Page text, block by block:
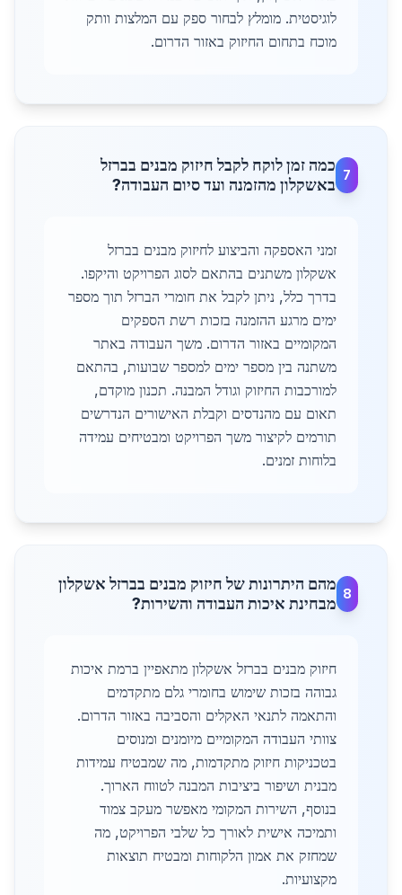
לוגיסטית. מומלץ לבחור ספק עם המלצות וותק
מוכח בתחום החיזוק באזור הדרום.
7
כמה זמן לוקח לקבל חיזוק מבנים בברזל
באשקלון מהזמנה ועד סיום העבודה?
זמני האספקה והביצוע לחיזוק מבנים בברזל
אשקלון משתנים בהתאם לסוג הפרויקט והיקפו.
בדרך כלל, ניתן לקבל את חומרי הברזל תוך מספר
ימים מרגע ההזמנה בזכות רשת הספקים
המקומיים באזור הדרום. משך העבודה באתר
משתנה בין מספר ימים למספר שבועות, בהתאם
למורכבות החיזוק וגודל המבנה. תכנון מוקדם,
תאום עם מהנדסים וקבלת האישורים הנדרשים
תורמים לקיצור משך הפרויקט ומבטיחים עמידה
בלוחות זמנים.
8
מהם היתרונות של חיזוק מבנים בברזל אשקלון
מבחינת איכות העבודה והשירות?
חיזוק מבנים בברזל אשקלון מתאפיין ברמת איכות
גבוהה בזכות שימוש בחומרי גלם מתקדמים
והתאמה לתנאי האקלים והסביבה באזור הדרום.
צוותי העבודה המקומיים מיומנים ומנוסים
בטכניקות חיזוק מתקדמות, מה שמבטיח עמידות
מבנית ושיפור ביציבות המבנה לטווח הארוך.
בנוסף, השירות המקומי מאפשר מעקב צמוד
ותמיכה אישית לאורך כל שלבי הפרויקט, מה
שמחזק את אמון הלקוחות ומבטיח תוצאות
מקצועיות.